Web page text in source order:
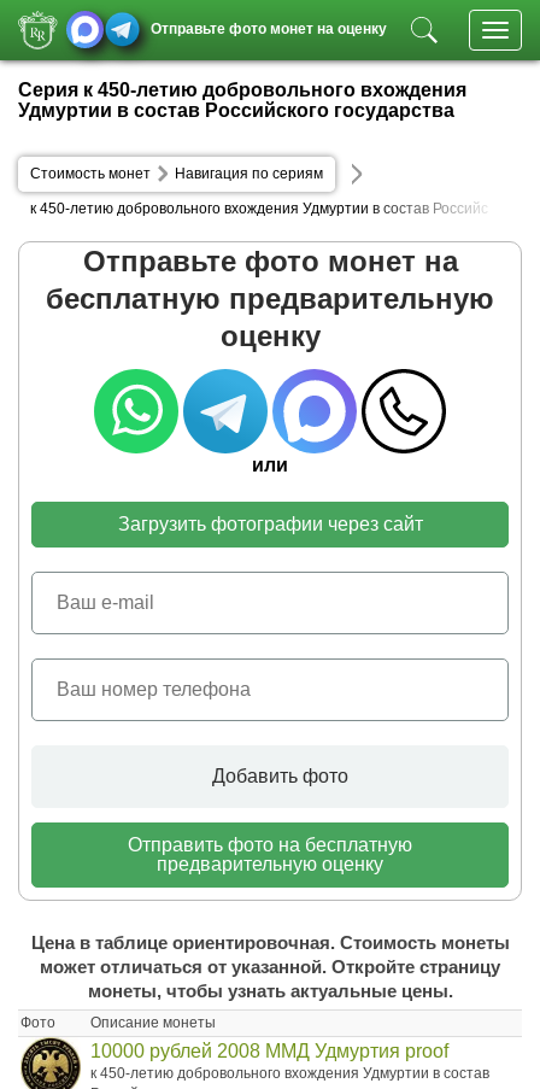
Отправьте фото монет на оценку
Серия к 450-летию добровольного вхождения
Удмуртии в состав Российского государства
Стоимость монет Навигация по сериям
к 450-летию добровольного вхождения Удмуртии в состав Российс
кого государства
Отправьте фото монет на
бесплатную предварительную
оценку
или
Загрузить фотографии через сайт
Добавить фото
Отправить фото на бесплатную
предварительную оценку
Цена в таблице ориентировочная. Стоимость монеты
может отличаться от указанной. Откройте страницу
монеты, чтобы узнать актуальные цены.
Фото Описание монеты
10000 рублей 2008 ММД Удмуртия proof
к 450-летию добровольного вхождения Удмуртии в состав